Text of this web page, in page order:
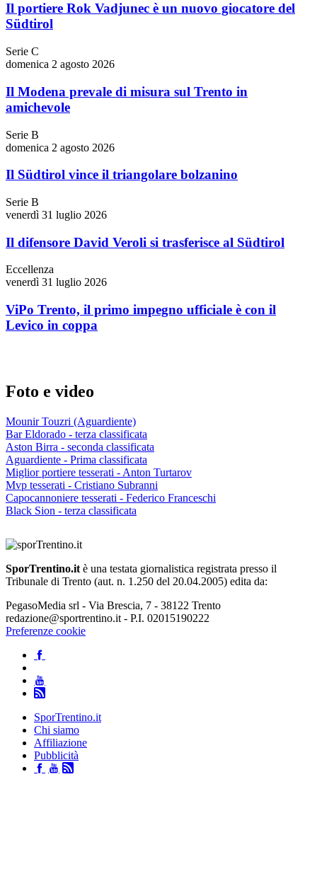
Il portiere Rok Vadjunec è un nuovo giocatore del
Südtirol
Serie C
domenica 2 agosto 2026
Il Modena prevale di misura sul Trento in
amichevole
Serie B
domenica 2 agosto 2026
Il Südtirol vince il triangolare bolzanino
Serie B
venerdì 31 luglio 2026
Il difensore David Veroli si trasferisce al Südtirol
Eccellenza
venerdì 31 luglio 2026
ViPo Trento, il primo impegno ufficiale è con il
Levico in coppa
Foto e video
Mounir Touzri (Aguardiente)
Bar Eldorado - terza classificata
Aston Birra - seconda classificata
Aguardiente - Prima classificata
Miglior portiere tesserati - Anton Turtarov
Mvp tesserati - Cristiano Subranni
Capocannoniere tesserati - Federico Franceschi
Black Sion - terza classificata
SporTrentino.it è una testata giornalistica registrata presso il
Tribunale di Trento (aut. n. 1.250 del 20.04.2005) edita da:
PegasoMedia srl - Via Brescia, 7 - 38122 Trento
redazione@sportrentino.it - P.I. 02015190222
Preferenze cookie
SporTrentino.it
Chi siamo
Affiliazione
Pubblicità